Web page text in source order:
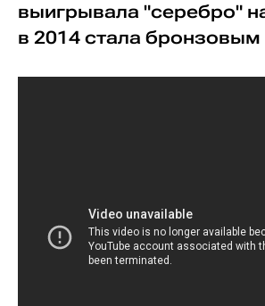
выигрывала "серебро"
в 2014 стала